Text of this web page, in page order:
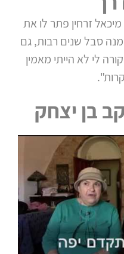
זרחין פתר לו את
סבל שנים רבות, גם
לי לא הייתי מאמין
בן יצחק